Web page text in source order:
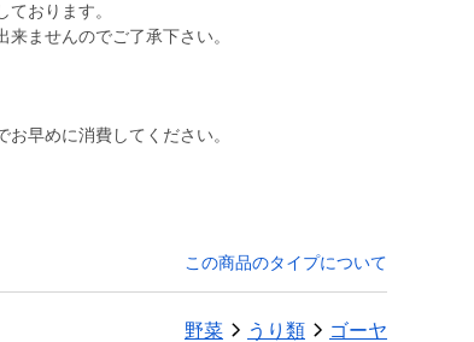
おります。
ませんのでご了承下さい。
早めに消費してください。
この商品のタイプについて
野菜 うり類 ゴーヤ